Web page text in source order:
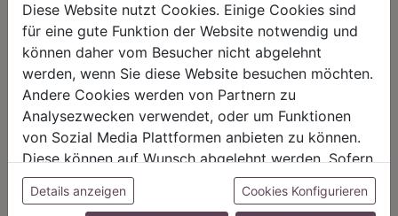
HARMONIE
Unser Sortiment steht für ein
positives Lebensgefühl. Wir
schenken natürliche, stilvolle
Momente für harmonische Stunden
zu Hause – den Ort, an dem
Menschen sich geborgen fühlen und
positive Energie schöpfen.
FAIRNESS
Nicht immer ist der günstigste Preis
auch ein guter Preis. Wir handeln
fair – im Hinblick auf unsere
Kalkulation, angemessene
Entlohnung und unsere
nachhaltigen, gewachsenen
Geschäftsbeziehungen.
Diese Website nutzt Cookies. Einige Cookies sind
für eine gute Funktion der Website notwendig und
können daher vom Besucher nicht abgelehnt
werden, wenn Sie diese Website besuchen möchten.
Andere Cookies werden von Partnern zu
Analysezwecken verwendet, oder um Funktionen
von Sozial Media Plattformen anbieten zu können.
Diese können auf Wunsch abgelehnt werden. Sofern
sie unsere Webseite weiter nutzen, geben Sie
Einwilligung zu unseren Cookies.
Details anzeigen Cookies Konfigurieren